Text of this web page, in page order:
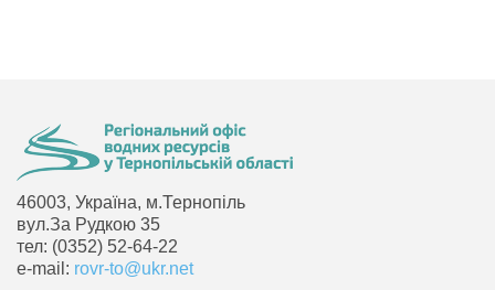
46003, Україна, м.Тернопіль
вул.За Рудкою 35
тел: (0352) 52-64-22
e-mail: rovr-to@ukr.net